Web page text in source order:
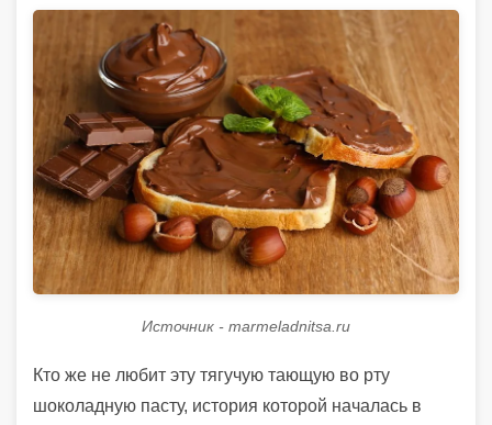
Источник - marmeladnitsa.ru
Кто же не любит эту тягучую тающую во рту
шоколадную пасту, история которой началась в